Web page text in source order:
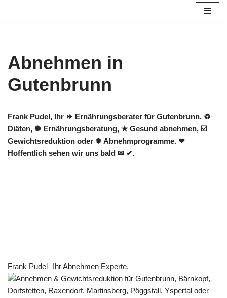
Abnehmen in
Gutenbrunn
Frank Pudel, Ihr ⏩ Ernährungsberater für Gutenbrunn. ♻
Diäten, ✺ Ernährungsberatung, ★ Gesund abnehmen, ☑️
Gewichtsreduktion oder ✹ Abnehmprogramme. ❤
Hoffentlich sehen wir uns bald ✉ ✔.
Frank Pudel Ihr Abnehmen Experte.